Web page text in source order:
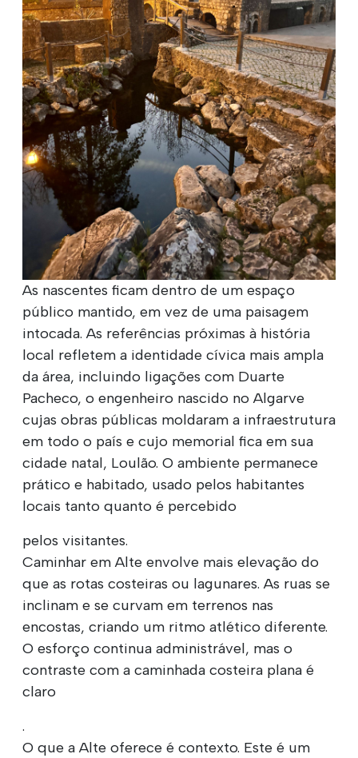
As nascentes ficam dentro de um espaço
público mantido, em vez de uma paisagem
intocada. As referências próximas à história
local refletem a identidade cívica mais ampla
da área, incluindo ligações com Duarte
Pacheco, o engenheiro nascido no Algarve
cujas obras públicas moldaram a infraestrutura
em todo o país e cujo memorial fica em sua
cidade natal, Loulão. O ambiente permanece
prático e habitado, usado pelos habitantes
locais tanto quanto é percebido
pelos visitantes.
Caminhar em Alte envolve mais elevação do
que as rotas costeiras ou lagunares. As ruas se
inclinam e se curvam em terrenos nas
encostas, criando um ritmo atlético diferente.
O esforço continua administrável, mas o
contraste com a caminhada costeira plana é
claro
.
O que a Alte oferece é contexto. Este é um